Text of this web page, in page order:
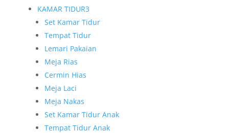
KAMAR TIDUR3
Set Kamar Tidur
Tempat Tidur
Lemari Pakaian
Meja Rias
Cermin Hias
Meja Laci
Meja Nakas
Set Kamar Tidur Anak
Tempat Tidur Anak